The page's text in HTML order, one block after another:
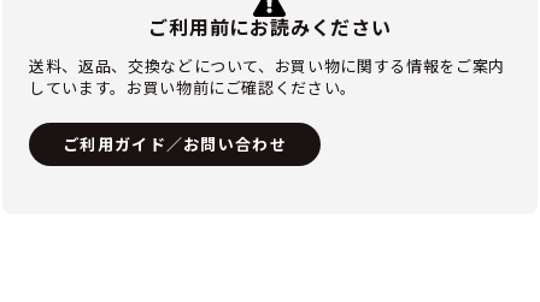
ご利用前にお読みください
送料、返品、交換などについて、お買い物に関する情報をご案内
しています。お買い物前にご確認ください。
ご利用ガイド／お問い合わせ